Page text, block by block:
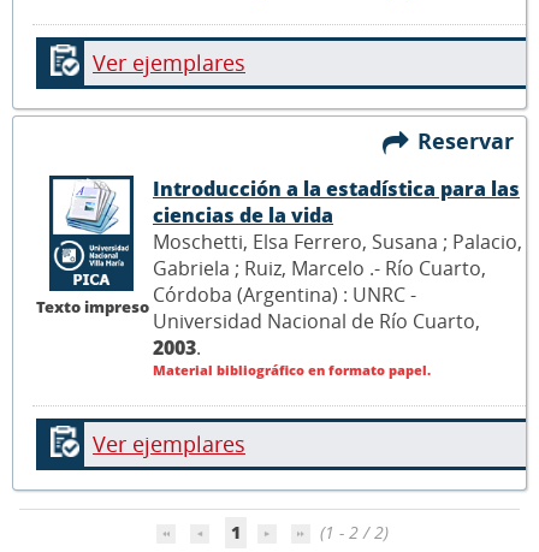
Ver ejemplares
Reservar
Texto impreso
Introducción a la estadística para las
ciencias de la vida
Moschetti, Elsa Ferrero, Susana ; Palacio,
Gabriela ; Ruiz, Marcelo .- Río Cuarto,
Córdoba (Argentina) : UNRC -
Universidad Nacional de Río Cuarto,
2003.
Material bibliográfico en formato papel.
Ver ejemplares
1 (1 - 2 / 2)